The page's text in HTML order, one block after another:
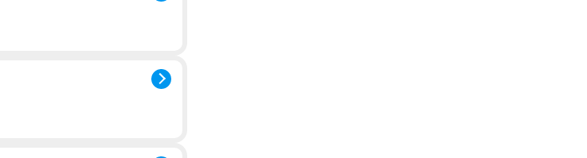
ります。もし、不正がバレた
まこと法律事務所の北村真一